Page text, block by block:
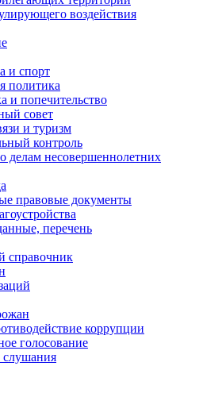
воздействия
и спорт
политика
и попечительство
совет
и туризм
контроль
делам несовершеннолетних
правовые документы
перечень
справочник
коррупции
голосование